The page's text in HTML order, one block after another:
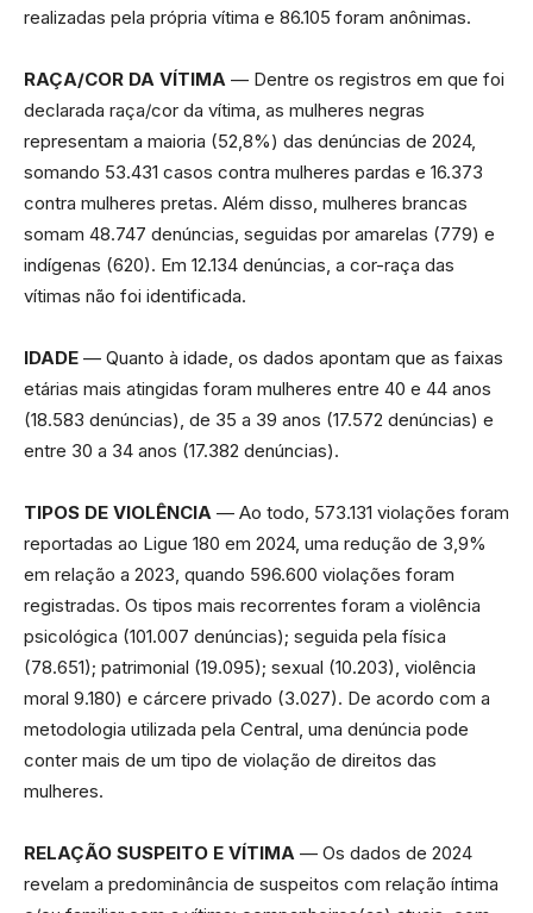
realizadas pela própria vítima e 86.105 foram anônimas.
RAÇA/COR DA VÍTIMA — Dentre os registros em que foi
declarada raça/cor da vítima, as mulheres negras
representam a maioria (52,8%) das denúncias de 2024,
somando 53.431 casos contra mulheres pardas e 16.373
contra mulheres pretas. Além disso, mulheres brancas
somam 48.747 denúncias, seguidas por amarelas (779) e
indígenas (620). Em 12.134 denúncias, a cor-raça das
vítimas não foi identificada.
IDADE — Quanto à idade, os dados apontam que as faixas
etárias mais atingidas foram mulheres entre 40 e 44 anos
(18.583 denúncias), de 35 a 39 anos (17.572 denúncias) e
entre 30 a 34 anos (17.382 denúncias).
TIPOS DE VIOLÊNCIA — Ao todo, 573.131 violações foram
reportadas ao Ligue 180 em 2024, uma redução de 3,9%
em relação a 2023, quando 596.600 violações foram
registradas. Os tipos mais recorrentes foram a violência
psicológica (101.007 denúncias); seguida pela física
(78.651); patrimonial (19.095); sexual (10.203), violência
moral 9.180) e cárcere privado (3.027). De acordo com a
metodologia utilizada pela Central, uma denúncia pode
conter mais de um tipo de violação de direitos das
mulheres.
RELAÇÃO SUSPEITO E VÍTIMA — Os dados de 2024
revelam a predominância de suspeitos com relação íntima